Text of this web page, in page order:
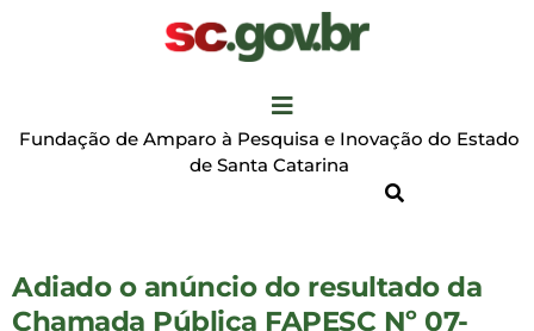
Fundação de Amparo à Pesquisa e Inovação do Estado
de Santa Catarina
Adiado o anúncio do resultado da
Chamada Pública FAPESC Nº 07-